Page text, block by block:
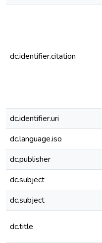
dc.identifier.citation
dc.identifier.uri
dc.language.iso
dc.publisher
dc.subject
dc.subject
dc.title